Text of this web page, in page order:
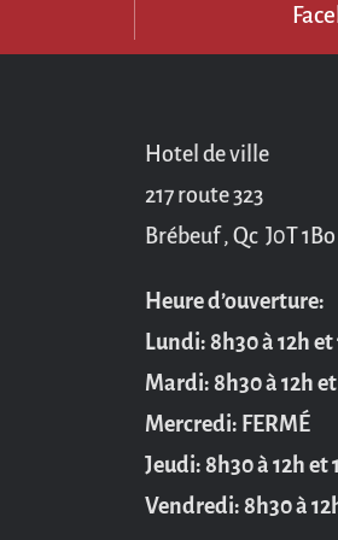
Hotel de ville
217 route 323
Brébeuf , Qc J0T 1Bo
Heure d’ouverture:
Lundi: 8h30 à 12h et
Mardi: 8h30 à 12h
Mercredi: FERMÉ
Jeudi: 8h30 à 12h et
Vendredi: 8h30 à